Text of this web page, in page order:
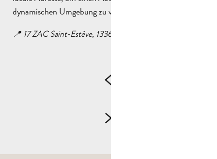
dynamischen Umgebung zu verbringen.
📍 17 ZAC Saint-Estève, 13360 Roquevaire